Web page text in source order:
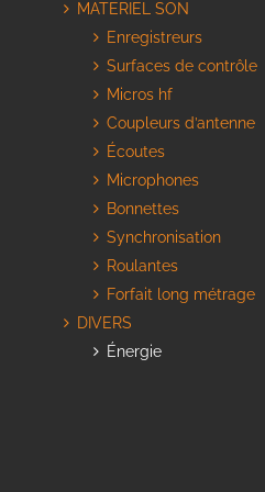
MATERIEL SON
Enregistreurs
Surfaces de contrôle
Micros hf
Coupleurs d’antenne
Écoutes
Microphones
Bonnettes
Synchronisation
Roulantes
Forfait long métrage
DIVERS
Énergie